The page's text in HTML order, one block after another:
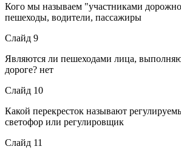
Кого мы называем "участниками
пешеходы, водители, пассажиры
Слайд 9
Являются ли пешеходами лица,
дороге? нет
Слайд 10
Какой перекресток называют
светофор или регулировщик
Слайд 11